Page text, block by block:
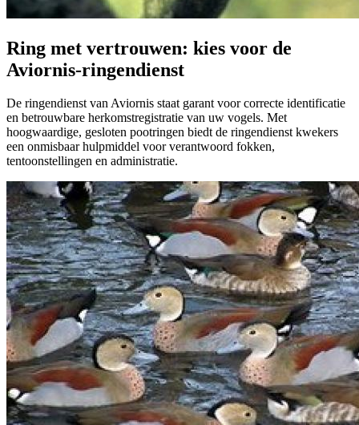
Ring met vertrouwen: kies voor de
Aviornis-ringendienst
De ringendienst van Aviornis staat garant voor correcte identificatie
en betrouwbare herkomstregistratie van uw vogels. Met
hoogwaardige, gesloten pootringen biedt de ringendienst kwekers
een onmisbaar hulpmiddel voor verantwoord fokken,
tentoonstellingen en administratie.